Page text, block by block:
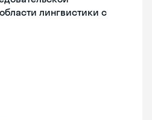
лингвистики с